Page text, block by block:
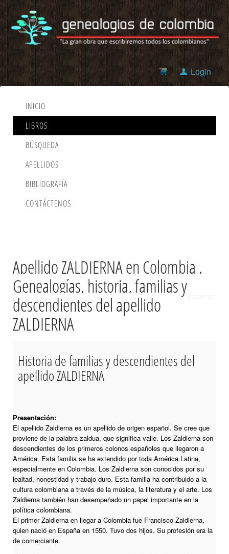
Login
INICIO
LIBROS
BÚSQUEDA
APELLIDOS
BIBLIOGRAFÍA
CONTÁCTENOS
Apellido ZALDIERNA en Colombia .
Genealogías, historia, familias y
descendientes del apellido
ZALDIERNA
Historia de familias y descendientes del
apellido ZALDIERNA
Presentación:
El apellido Zaldierna es un apellido de origen español. Se cree que
proviene de la palabra zaldua, que significa valle. Los Zaldierna son
descendientes de los primeros colonos españoles que llegaron a
América. Esta familia se ha extendido por toda América Latina,
especialmente en Colombia. Los Zaldierna son conocidos por su
lealtad, honestidad y trabajo duro. Esta familia ha contribuido a la
cultura colombiana a través de la música, la literatura y el arte. Los
Zaldierna también han desempeñado un papel importante en la
política colombiana.
El primer Zaldierna en llegar a Colombia fue Francisco Zaldierna,
quien nació en España en 1550. Tuvo dos hijos. Su profesión era la
de comerciante.